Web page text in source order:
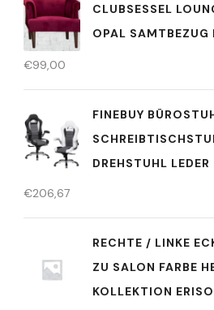
CLUBSESSEL
OPAL SAMTBEZUG
€99,00
FINEBUY
DREHSTUHL
€206,67
RECHTE / LINKE
ZU SALON FARBE
KOLLEKTION